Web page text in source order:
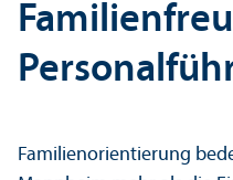
Familien­orientierung